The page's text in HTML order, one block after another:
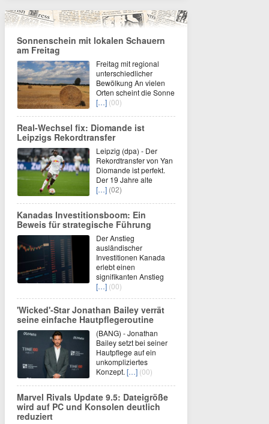
Sonnenschein mit lokalen Schauern
am Freitag
Freitag mit regional
unterschiedlicher
Bewölkung An vielen
Orten scheint die Sonne
[…] (00)
Real-Wechsel fix: Diomande ist
Leipzigs Rekordtransfer
Leipzig (dpa) - Der
Rekordtransfer von Yan
Diomande ist perfekt.
Der 19 Jahre alte
[…] (02)
Kanadas Investitionsboom: Ein
Beweis für strategische Führung
Der Anstieg
ausländischer
Investitionen Kanada
erlebt einen
signifikanten Anstieg
[…] (00)
'Wicked'-Star Jonathan Bailey verrät
seine einfache Hautpflegeroutine
(BANG) - Jonathan
Bailey setzt bei seiner
Hautpflege auf ein
unkompliziertes
Konzept.[…] (00)
Marvel Rivals Update 9.5: Dateigröße
wird auf PC und Konsolen deutlich
reduziert